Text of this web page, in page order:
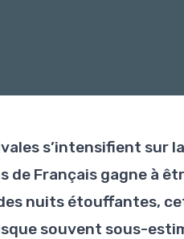
s’intensifient sur
Français gagne à
nuits étouffantes,
souvent sous-